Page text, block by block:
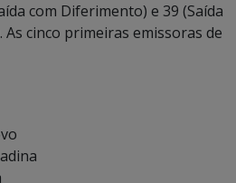
com Diferimento) e 39 (Saída
cinco primeiras emissoras de